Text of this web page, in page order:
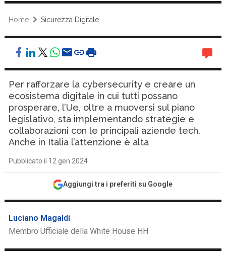
Home Sicurezza Digitale
Per rafforzare la cybersecurity e creare un
ecosistema digitale in cui tutti possano
prosperare, l’Ue, oltre a muoversi sul piano
legislativo, sta implementando strategie e
collaborazioni con le principali aziende tech.
Anche in Italia l’attenzione è alta
Pubblicato il 12 gen 2024
Aggiungi tra i preferiti su Google
Luciano Magaldi
Membro Ufficiale della White House HH